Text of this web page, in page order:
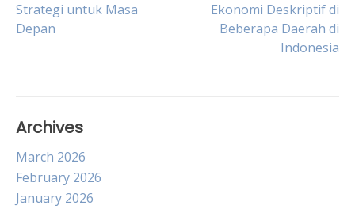
navigation
Strategi untuk Masa
Depan
Ekonomi Deskriptif di
Beberapa Daerah di
Indonesia
Archives
March 2026
February 2026
January 2026